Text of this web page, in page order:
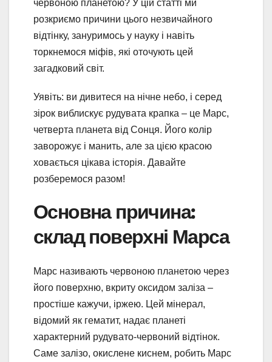
червоною планетою? У цій статті ми
розкриємо причини цього незвичайного
відтінку, зануримось у науку і навіть
торкнемося міфів, які оточують цей
загадковий світ.
Уявіть: ви дивитеся на нічне небо, і серед
зірок виблискує рудувата крапка – це Марс,
четверта планета від Сонця. Його колір
заворожує і манить, але за цією красою
ховається цікава історія. Давайте
розберемося разом!
Основна причина:
склад поверхні Марса
Марс називають червоною планетою через
його поверхню, вкриту оксидом заліза –
простіше кажучи, іржею. Цей мінерал,
відомий як гематит, надає планеті
характерний рудувато-червоний відтінок.
Саме залізо, окислене киснем, робить Марс